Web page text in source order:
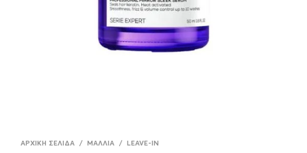
ΑΡΧΙΚΉ ΣΕΛΊΔΑ / ΜΑΛΛΙΆ / LEAVE-IN